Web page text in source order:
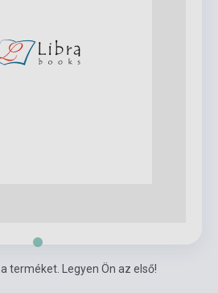
terméket. Legyen Ön az első!